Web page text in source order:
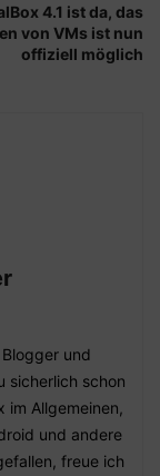
4.1 ist da, das
von VMs ist nun
offiziell möglich
und
sicherlich schon
Allgemeinen,
und andere
freue ich